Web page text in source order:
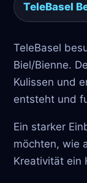
TeleBasel
TeleBasel
Biel/Bienne.
Kulissen und
entsteht und
Ein starker
möchten, wie
Kreativität ein